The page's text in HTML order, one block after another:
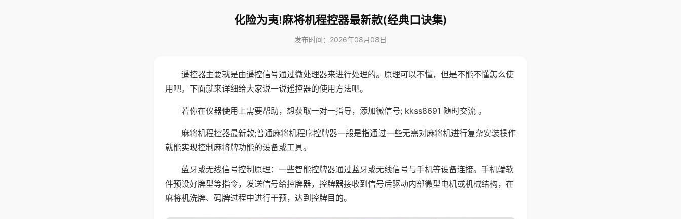
化险为夷!麻将机程控器最新款(经典口诀集)
发布时间：2026年08月08日
遥控器主要就是由遥控信号通过微处理器来进行处理的。原理可以不懂，但是不能不懂怎么使
用吧。下面就来详细给大家说一说遥控器的使用方法吧。
若你在仪器使用上需要帮助，想获取一对一指导，添加微信号; kkss8691 随时交流 。
麻将机程控器最新款;普通麻将机程序控牌器一般是指通过一些无需对麻将机进行复杂安装操作
就能实现控制麻将牌功能的设备或工具。
蓝牙或无线信号控制原理：一些智能控牌器通过蓝牙或无线信号与手机等设备连接。手机端软
件预设好牌型等指令，发送信号给控牌器，控牌器接收到信号后驱动内部微型电机或机械结构，在
麻将机洗牌、码牌过程中进行干预，达到控牌目的。